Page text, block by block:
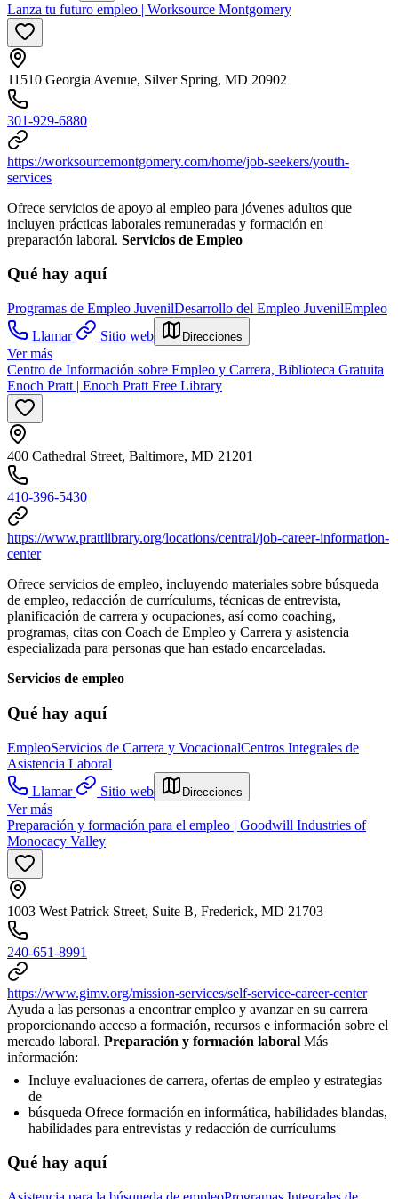
Lanza tu futuro empleo | Worksource Montgomery
11510 Georgia Avenue, Silver Spring, MD 20902
301-929-6880
https://worksourcemontgomery.com/home/job-seekers/youth-
services
Ofrece servicios de apoyo al empleo para jóvenes adultos que
incluyen prácticas laborales remuneradas y formación en
preparación laboral. Servicios de Empleo
Qué hay aquí
Programas de Empleo JuvenilDesarrollo del Empleo JuvenilEmpleo
Llamar
Sitio web Direcciones
Ver más
Centro de Información sobre Empleo y Carrera, Biblioteca Gratuita
Enoch Pratt | Enoch Pratt Free Library
400 Cathedral Street, Baltimore, MD 21201
410-396‑5430
https://www.prattlibrary.org/locations/central/job-career-information-
center
Ofrece servicios de empleo, incluyendo materiales sobre búsqueda
de empleo, redacción de currículums, técnicas de entrevista,
planificación de carrera y ocupaciones, así como coaching,
programas, citas con Coach de Empleo y Carrera y asistencia
especializada para personas que han estado encarceladas.
Servicios de empleo
Qué hay aquí
EmpleoServicios de Carrera y VocacionalCentros Integrales de
Asistencia Laboral
Llamar
Sitio web Direcciones
Ver más
Preparación y formación para el empleo | Goodwill Industries of
Monocacy Valley
1003 West Patrick Street, Suite B, Frederick, MD 21703
240-651-8991
https://www.gimv.org/mission-services/self-service-career-center
Ayuda a las personas a encontrar empleo y avanzar en su carrera
proporcionando acceso a formación, recursos e información sobre el
mercado laboral. Preparación y formación laboral Más
información:
Incluye evaluaciones de carrera, ofertas de empleo y estrategias
de
búsqueda Ofrece formación en informática, habilidades blandas,
habilidades para entrevistas y redacción de currículums
Qué hay aquí